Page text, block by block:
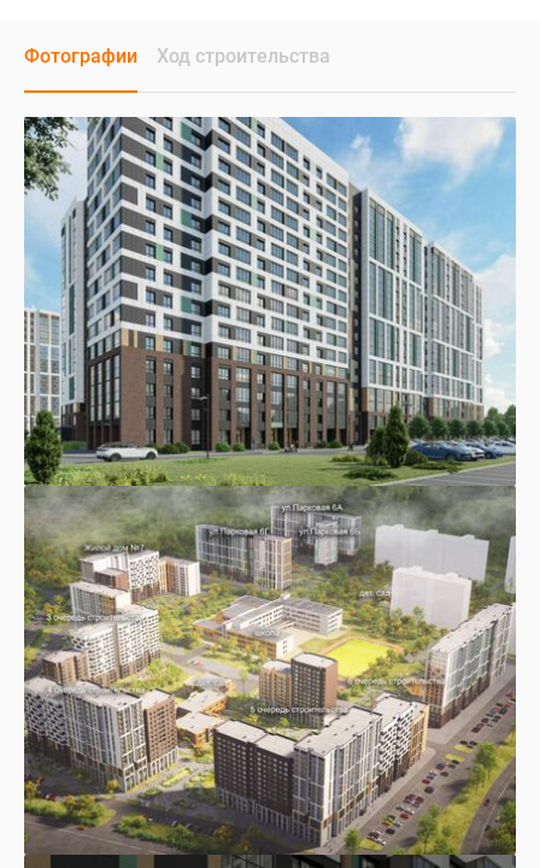
Фотографии Ход строительства